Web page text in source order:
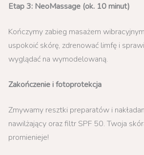
Etap 3: NeoMassage (ok. 10 minut)
Kończymy zabieg masażem
uspokoić skórę, zdrenować limfę i
wyglądać na wymodelowaną.
Zakończenie i fotoprotekcja
Zmywamy resztki preparatów i
nawilżający oraz filtr SPF 50. Twoja
promienieje!